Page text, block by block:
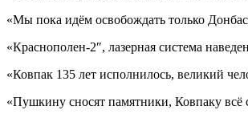
«Мы пока идём освобождать только
«Краснополен-2″, лазерная система
«Ковпак 135 лет исполнилось, великий
«Пушкину сносят памятники, Ковпаку